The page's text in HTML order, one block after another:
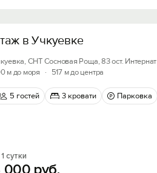
в Учкуевке
СНТ Сосновая Роща, 83 ост. Интернат
м до моря
· 517 м до центра
5 гостей 3 кровати Парковка
сутки